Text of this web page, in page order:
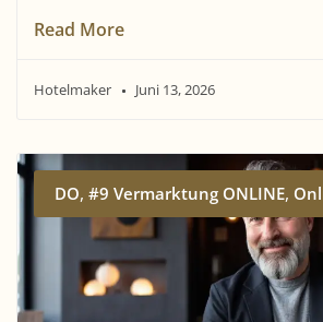
Read More
Hotelmaker Juni 13, 2026
DO,#9 Vermarktung ONLINE,